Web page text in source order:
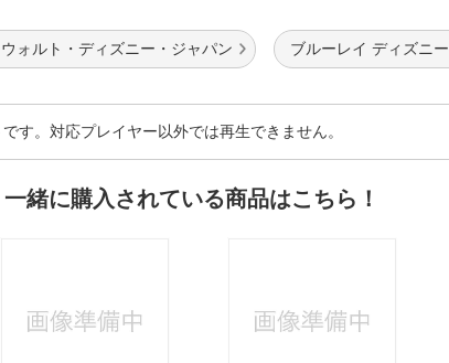
ォルト・ディズニー・ジャパン ブルーレイ ディズニー
す。対応プレイヤー以外では再生できません。
緒に購入されている商品はこちら！